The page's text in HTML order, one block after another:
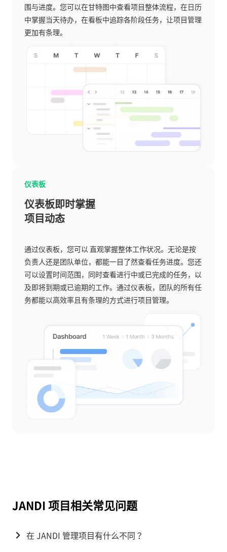
围与进度。您可以在甘特图中查看项目整体流程，在日历
中掌握当天待办，在看板中追踪各阶段任务，让项目管理
更加有条理。
仪表板
仪表板即时掌握
项目动态
通过仪表板，您可以 直观掌握整体工作状况。无论是按
负责人还是团队单位，都能一目了然查看任务进度。您还
可以设置时间范围，同时查看进行中或已完成的任务，以
及即将到期或已逾期的工作。通过仪表板，团队的所有任
务都能以高效率且有条理的方式进行项目管理。
JANDI 项目相关常见问题
在 JANDI 管理项目有什么不同？